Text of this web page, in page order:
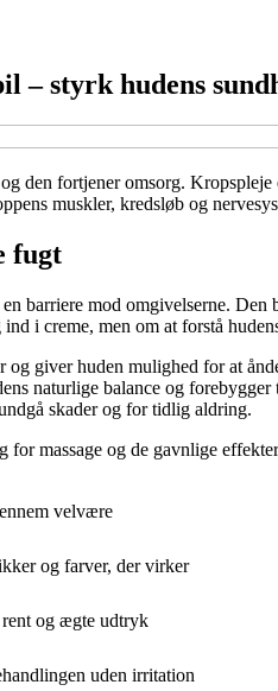
– styrk hudens
den fortjener omsorg.
muskler, kredsløb og
fugt
barriere mod omgivelserne.
i creme, men om at forstå
og giver huden mulighed for at
naturlige balance og forebygger
skader og for tidlig aldring.
massage og de gavnlige
velvære
og farver, der virker
og ægte udtryk
uden irritation